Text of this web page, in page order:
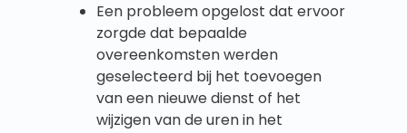
Een probleem opgelost dat ervoor
zorgde dat bepaalde
overeenkomsten werden
geselecteerd bij het toevoegen
van een nieuwe dienst of het
wijzigen van de uren in het